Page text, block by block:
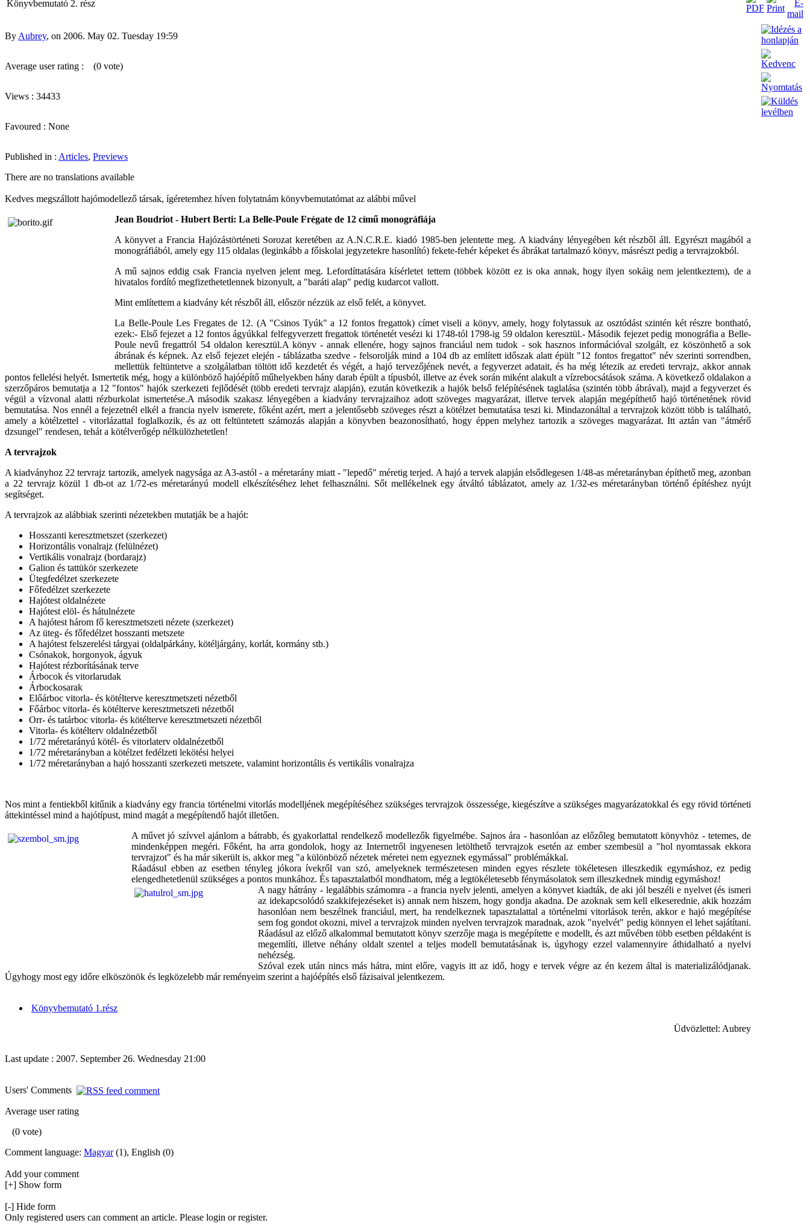
Könyvbemutató 2. rész
By Aubrey, on 2006. May 02. Tuesday 19:59
Average user rating : (0 vote)
Views : 34433
Favoured : None
Published in : Articles, Previews
There are no translations available
Kedves megszállott hajómodellező társak, ígéretemhez híven folytatnám könyvbemutatómat az alábbi művel
Jean Boudriot - Hubert Berti: La Belle-Poule Frégate de 12 című monográfiája
A könyvet a Francia Hajózástörténeti Sorozat keretében az A.N.C.R.E. kiadó 1985-ben jelentette meg. A kiadvány lényegében két részből áll. Egyrészt magából a
monográfiából, amely egy 115 oldalas (leginkább a főiskolai jegyzetekre hasonlító) fekete-fehér képeket és ábrákat tartalmazó könyv, másrészt pedig a tervrajzokból.
A mű sajnos eddig csak Francia nyelven jelent meg. Lefordíttatására kísérletet tettem (többek között ez is oka annak, hogy ilyen sokáig nem jelentkeztem), de a
hivatalos fordító megfizethetetlennek bizonyult, a "baráti alap" pedig kudarcot vallott.
Mint említettem a kiadvány két részből áll, először nézzük az első felét, a könyvet.
La Belle-Poule Les Fregates de 12. (A "Csinos Tyúk" a 12 fontos fregattok) címet viseli a könyv, amely, hogy folytassuk az osztódást szintén két részre bontható,
ezek:- Első fejezet a 12 fontos ágyúkkal felfegyverzett fregattok történetét vesézi ki 1748-tól 1798-ig 59 oldalon keresztül.- Második fejezet pedig monográfia a Belle-
Poule nevű fregattról 54 oldalon keresztül.A könyv - annak ellenére, hogy sajnos franciául nem tudok - sok hasznos információval szolgált, ez köszönhető a sok
ábrának és képnek. Az első fejezet elején - táblázatba szedve - felsorolják mind a 104 db az említett időszak alatt épült "12 fontos fregattot" név szerinti sorrendben,
mellettük feltüntetve a szolgálatban töltött idő kezdetét és végét, a hajó tervezőjének nevét, a fegyverzet adatait, és ha még létezik az eredeti tervrajz, akkor annak
pontos fellelési helyét. Ismertetik még, hogy a különböző hajóépítő műhelyekben hány darab épült a típusból, illetve az évek során miként alakult a vízrebocsátások száma. A következő oldalakon a
szerzőpáros bemutatja a 12 "fontos" hajók szerkezeti fejlődését (több eredeti tervrajz alapján), ezután következik a hajók belső felépítésének taglalása (szintén több ábrával), majd a fegyverzet és
végül a vízvonal alatti rézburkolat ismertetése.A második szakasz lényegében a kiadvány tervrajzaihoz adott szöveges magyarázat, illetve tervek alapján megépíthető hajó történetének rövid
bemutatása. Nos ennél a fejezetnél elkél a francia nyelv ismerete, főként azért, mert a jelentősebb szöveges részt a kötélzet bemutatása teszi ki. Mindazonáltal a tervrajzok között több is található,
amely a kötélzettel - vitorlázattal foglalkozik, és az ott feltüntetett számozás alapján a könyvben beazonosítható, hogy éppen melyhez tartozik a szöveges magyarázat. Itt aztán van "átmérő
dzsungel" rendesen, tehát a kötélverőgép nélkülözhetetlen!
A tervrajzok
A kiadványhoz 22 tervrajz tartozik, amelyek nagysága az A3-astól - a méretarány miatt - "lepedő" méretig terjed. A hajó a tervek alapján elsődlegesen 1/48-as méretarányban építhető meg, azonban
a 22 tervrajz közül 1 db-ot az 1/72-es méretarányú modell elkészítéséhez lehet felhasználni. Sőt mellékelnek egy átváltó táblázatot, amely az 1/32-es méretarányban történő építéshez nyújt
segítséget.
A tervrajzok az alábbiak szerinti nézetekben mutatják be a hajót:
Hosszanti keresztmetszet (szerkezet)
Horizontális vonalrajz (felülnézet)
Vertikális vonalrajz (bordarajz)
Galion és tattükör szerkezete
Ütegfedélzet szerkezete
Főfedélzet szerkezete
Hajótest oldalnézete
Hajótest elöl- és hátulnézete
A hajótest három fő keresztmetszeti nézete (szerkezet)
Az üteg- és főfedélzet hosszanti metszete
A hajótest felszerelési tárgyai (oldalpárkány, kötéljárgány, korlát, kormány stb.)
Csónakok, horgonyok, ágyuk
Hajótest rézborításának terve
Árbocok és vitorlarudak
Árbockosarak
Előárboc vitorla- és kötélterve keresztmetszeti nézetből
Főárboc vitorla- és kötélterve keresztmetszeti nézetből
Orr- és tatárboc vitorla- és kötélterve keresztmetszeti nézetből
Vitorla- és kötélterv oldalnézetből
1/72 méretarányú kötél- és vitorlaterv oldalnézetből
1/72 méretarányban a kötélzet fedélzeti lekötési helyei
1/72 méretarányban a hajó hosszanti szerkezeti metszete, valamint horizontális és vertikális vonalrajza
Nos mint a fentiekből kitűnik a kiadvány egy francia történelmi vitorlás modelljének megépítéséhez szükséges tervrajzok összessége, kiegészítve a szükséges magyarázatokkal és egy rövid történeti
áttekintéssel mind a hajótípust, mind magát a megépítendő hajót illetően.
A művet jó szívvel ajánlom a bátrabb, és gyakorlattal rendelkező modellezők figyelmébe. Sajnos ára - hasonlóan az előzőleg bemutatott könyvhöz - tetemes, de
mindenképpen megéri. Főként, ha arra gondolok, hogy az Internetről ingyenesen letölthető tervrajzok esetén az ember szembesül a "hol nyomtassak ekkora
tervrajzot" és ha már sikerült is, akkor meg "a különböző nézetek méretei nem egyeznek egymással" problémákkal.
Ráadásul ebben az esetben tényleg jókora ívekről van szó, amelyeknek természetesen minden egyes részlete tökéletesen illeszkedik egymáshoz, ez pedig
elengedhetetlenül szükséges a pontos munkához. És tapasztalatból mondhatom, még a legtökéletesebb fénymásolatok sem illeszkednek mindig egymáshoz!
A nagy hátrány - legalábbis számomra - a francia nyelv jelenti, amelyen a könyvet kiadták, de aki jól beszéli e nyelvet (és ismeri
az idekapcsolódó szakkifejezéseket is) annak nem hiszem, hogy gondja akadna. De azoknak sem kell elkeserednie, akik hozzám
hasonlóan nem beszélnek franciául, mert, ha rendelkeznek tapasztalattal a történelmi vitorlások terén, akkor e hajó megépítése
sem fog gondot okozni, mivel a tervrajzok minden nyelven tervrajzok maradnak, azok "nyelvét" pedig könnyen el lehet sajátítani.
Ráadásul az előző alkalommal bemutatott könyv szerzője maga is megépítette e modellt, és azt művében több esetben példaként is
megemlíti, illetve néhány oldalt szentel a teljes modell bemutatásának is, úgyhogy ezzel valamennyire áthidalható a nyelvi
nehézség.
Szóval ezek után nincs más hátra, mint előre, vagyis itt az idő, hogy e tervek végre az én kezem által is materializálódjanak.
Úgyhogy most egy időre elköszönök és legközelebb már reményeim szerint a hajóépítés első fázisaival jelentkezem.
Könyvbemutató 1.rész
Üdvözlettel: Aubrey
Last update : 2007. September 26. Wednesday 21:00
Users' Comments
Average user rating
(0 vote)
Comment language: Magyar(1), English (0)
Add your comment
[+] Show form
[-] Hide form
Only registered users can comment an article. Please login or register.